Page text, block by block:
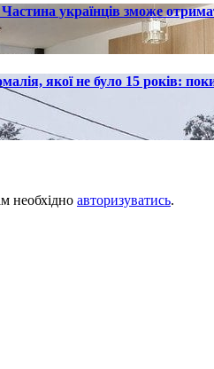
українців зможе
якої не було 15 років:
необхідно авторизуватись.